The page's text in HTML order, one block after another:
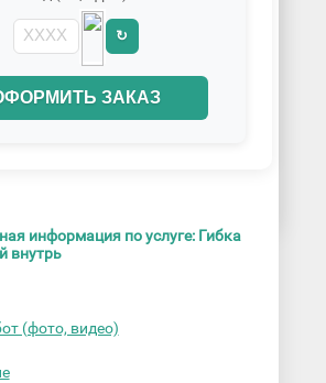
↻
ЗАКАЗ
информация по услуге: Гибка
внутрь
(фото, видео)